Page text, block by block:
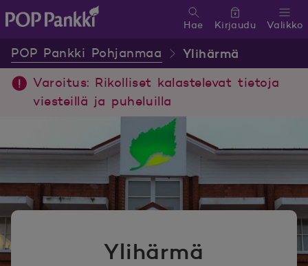
Valikko
Hae Kirjaudu
POP Pankki Pohjanmaa Ylihärmä
Varoitus: Rikolliset kalastelevat tietoja
viesteillä ja puheluilla
Ylihärmä